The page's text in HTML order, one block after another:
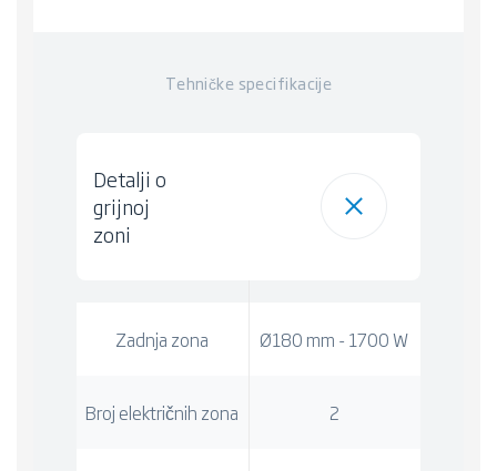
Tehničke specifikacije
Detalji o
grijnoj
zoni
Zadnja zona Ø180 mm - 1700 W
Broj električnih zona 2